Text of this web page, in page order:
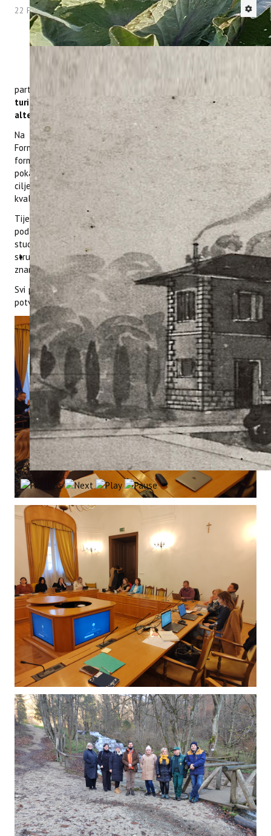
22 Prosinac 2023 Hitova: 2153
Na Eszterházy Károly Catholic University u
mađarskom gradu Eger u prostorijama
vodećeg partnera na projektu, od 21 – 22.
11. 2023. održan je prvi radni sastanak
partnera na projektu
„Unapređenje obrazovanja o zelenom
turizmu u visokoškolskom sustavu kroz razvoj
alternativnih prilika za učenje“ – GreenTEA.
Na sastanku su sudjelovali predstavnici svih partnera.
Formirani su radni projektni timovi te su nakon upoznavanja
formirani timovi odmah krenuli radno prema definiranju
pokazatelja za implementaciju aktivnosti na projektu, sve s
ciljem bržeg formiranja bazičnih radnih uputa, bitnih za
kvalitetnu realizaciju projekta.
Tijekom radnih sastanaka napravljena je prezentacija e-
podloge važne za izradu edukativnog materijala za edukaciju
studenata i ostalih ciljnih skupina te je definirana bazična
struktura buduće online platforme za učenje i prijenos
znanja.
Svi partneri su usuglasili hodogram nadolazećih aktivnosti, te
potvrdili sljedeći on line sastanak za dan 15.01.2024.